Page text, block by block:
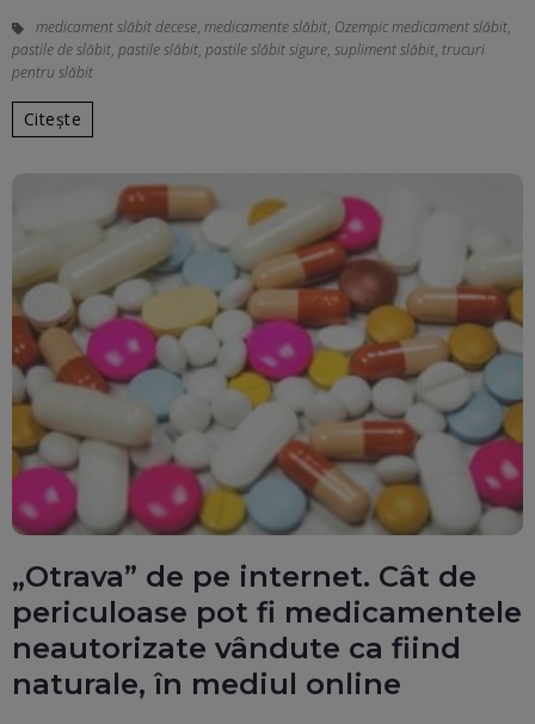
medicament slăbit decese, medicamente slăbit, Ozempic medicament slăbit,
pastile de slăbit, pastile slăbit, pastile slăbit sigure, supliment slăbit, trucuri
pentru slăbit
Citește
„Otrava” de pe internet. Cât de
periculoase pot fi medicamentele
neautorizate vândute ca fiind
naturale, în mediul online